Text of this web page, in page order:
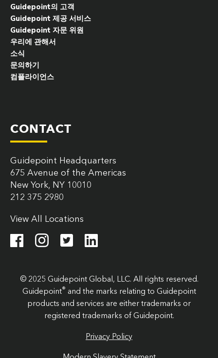
Guidepoint의 고객
Guidepoint 제공 서비스
Guidepoint 자문 위원
우리에 관해서
소식
문의하기
컴플라이언스
CONTACT
Guidepoint Headquarters
675 Avenue of the Americas
New York, NY 10010
212 375 2980
View All Locations
© 2025 Guidepoint Global, LLC. All rights reserved.
Guidepoint® and the marks relating to Guidepoint
products and services are either trademarks or
registered trademarks of Guidepoint.
Privacy Policy